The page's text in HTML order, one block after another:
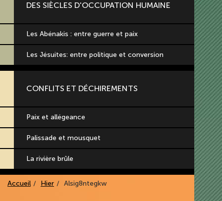
DES SIÈCLES D'OCCUPATION HUMAINE
Les Abénakis : entre guerre et paix
Les Jésuites: entre politique et conversion
CONFLITS ET DÉCHIREMENTS
Paix et allégeance
Palissade et mousquet
La rivière brûle
Accueil Hier Alsig8ntegkw